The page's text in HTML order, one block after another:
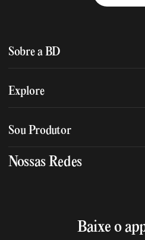
Sobre a BD
Quem somos
Política de privacidade
Explore
Assessoria de imprensa
Trabalhe na BD
Sou Produtor
Manual de mídia e da marca BD
Nossas Redes
Baixe o